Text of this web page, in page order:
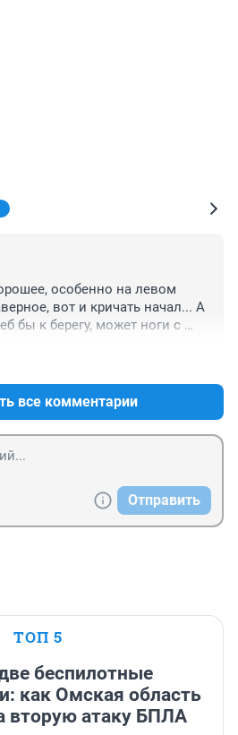
особенно на левом
вот и кричать начал... А
бы к берегу, может ноги с
все комментарии
Отправить
ТОП 5
беспилотные
как Омская область
вторую атаку БПЛА